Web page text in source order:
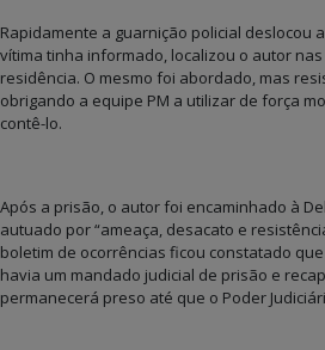
Rapidamente a guarnição policial deslocou
vítima tinha informado, localizou o autor
residência. O mesmo foi abordado, mas
obrigando a equipe PM a utilizar de força
contê-lo.
Após a prisão, o autor foi encaminhado à
autuado por “ameaça, desacato e
boletim de ocorrências ficou constatado
havia um mandado judicial de prisão e
permanecerá preso até que o Poder